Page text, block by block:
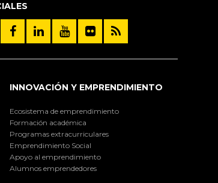
INNOVACIÓN Y EMPRENDIMIENTO
Ecosistema de emprendimiento
Formación académica
Programas extracurriculares
Emprendimiento Social
Apoyo al emprendimiento
Alumnos emprendedores